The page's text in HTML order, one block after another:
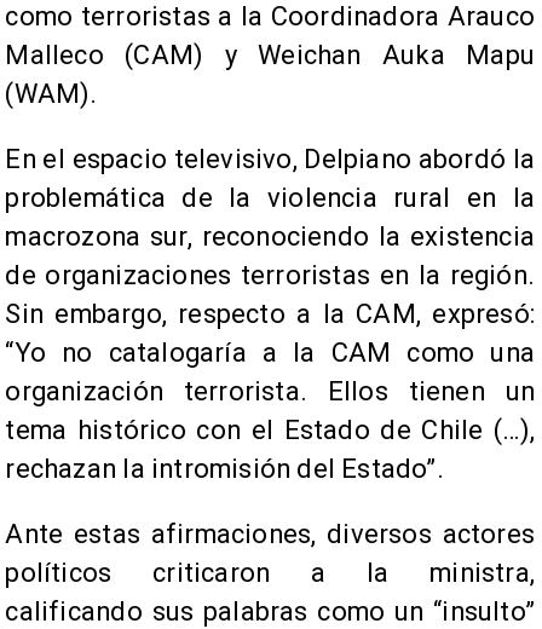
como terroristas a la Coordinadora Arauco
Malleco (CAM) y Weichan Auka Mapu
(WAM).
En el espacio televisivo, Delpiano abordó la
problemática de la violencia rural en la
macrozona sur, reconociendo la existencia
de organizaciones terroristas en la región.
Sin embargo, respecto a la CAM, expresó:
“Yo no catalogaría a la CAM como una
organización terrorista. Ellos tienen un
tema histórico con el Estado de Chile (…),
rechazan la intromisión del Estado”.
Ante estas afirmaciones, diversos actores
políticos criticaron a la ministra,
calificando sus palabras como un “insulto”